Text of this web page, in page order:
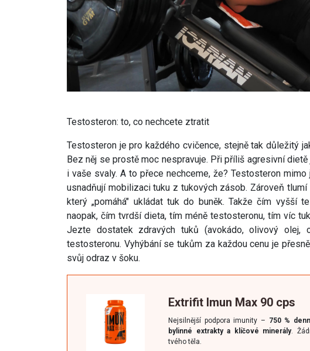
Testosteron: to, co nechcete ztratit
Testosteron je pro každého cvičence, stejně tak důležitý
Bez něj se prostě moc nespravuje. Při příliš agresivní
i vaše svaly. A to přece nechceme, že? Testosteron
usnadňují mobilizaci tuku z tukových zásob. Zároveň
který „pomáhá" ukládat tuk do buněk. Takže čím vyšší
naopak, čím tvrdší dieta, tím méně testosteronu, tím víc
Jezte dostatek zdravých tuků (avokádo, olivový olej,
testosteronu. Vyhýbání se tukům za každou cenu je
svůj odraz v šoku.
Extrifit Imun Max 90 cps
Nejsilnější podpora imunity – 750 %
bylinné extrakty a klíčové minerály.
tvého těla.